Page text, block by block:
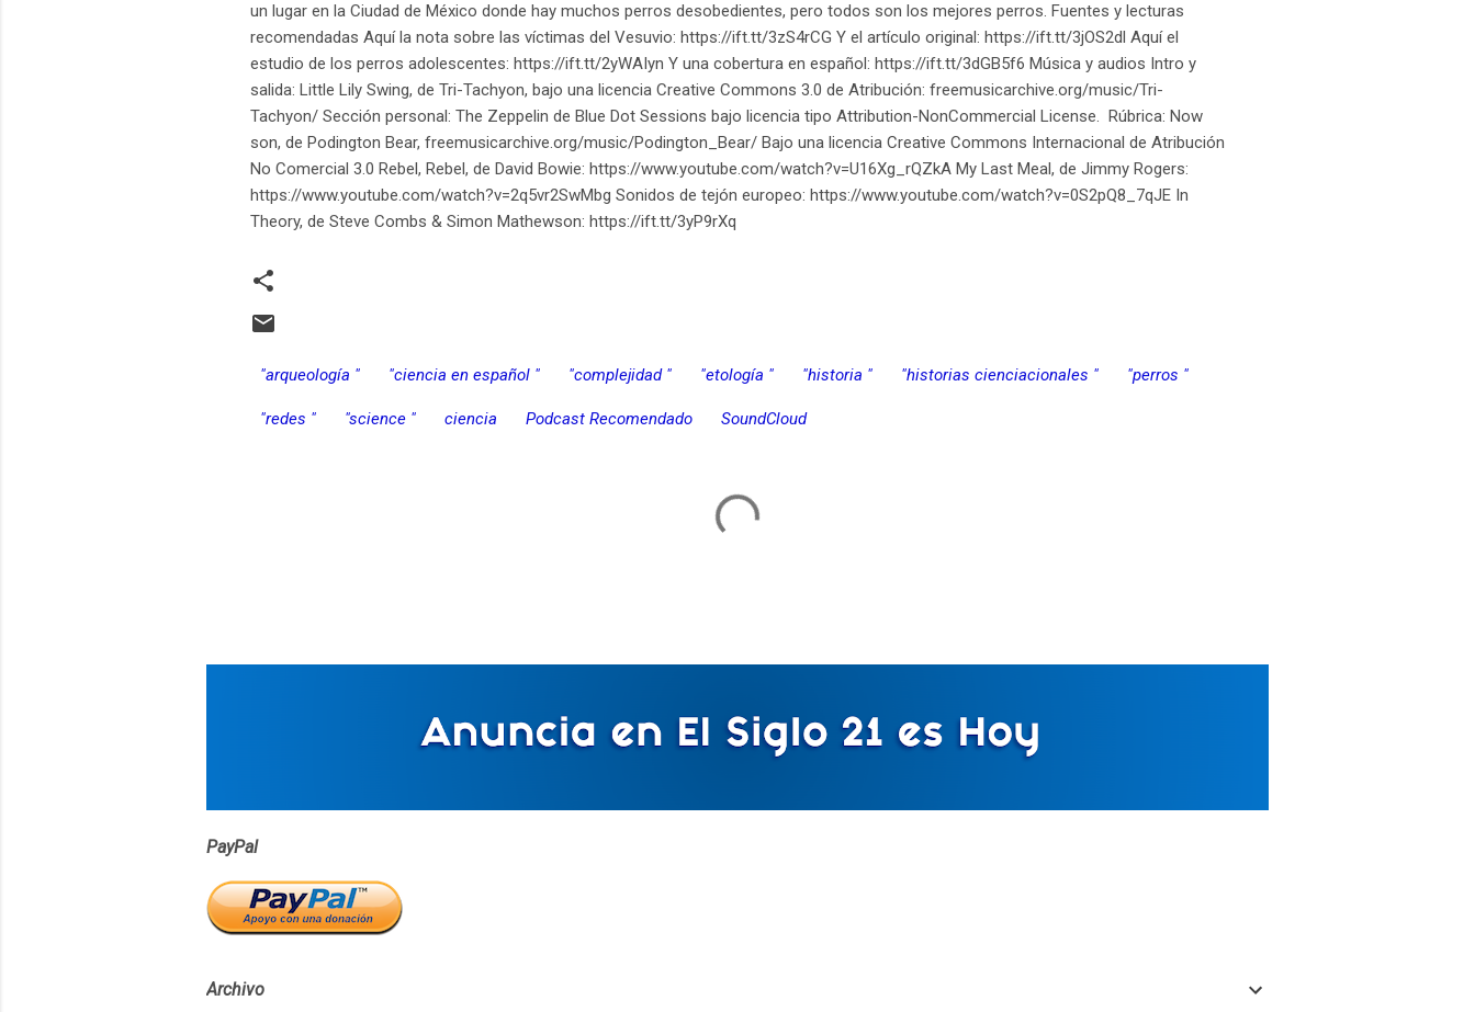
un lugar en la Ciudad de México donde hay muchos perros desobedientes, pero todos son los mejores perros. Fuentes y lecturas
recomendadas Aquí la nota sobre las víctimas del Vesuvio: https://ift.tt/3zS4rCG Y el artículo original: https://ift.tt/3jOS2dl Aquí el
estudio de los perros adolescentes: https://ift.tt/2yWAIyn Y una cobertura en español: https://ift.tt/3dGB5f6 Música y audios Intro y
salida: Little Lily Swing, de Tri-Tachyon, bajo una licencia Creative Commons 3.0 de Atribución: freemusicarchive.org/music/Tri-
Tachyon/ Sección personal: The Zeppelin de Blue Dot Sessions bajo licencia tipo Attribution-NonCommercial License. Rúbrica: Now
son, de Podington Bear, freemusicarchive.org/music/Podington_Bear/ Bajo una licencia Creative Commons Internacional de Atribución
No Comercial 3.0 Rebel, Rebel, de David Bowie: https://www.youtube.com/watch?v=U16Xg_rQZkA My Last Meal, de Jimmy Rogers:
https://www.youtube.com/watch?v=2q5vr2SwMbg Sonidos de tejón europeo: https://www.youtube.com/watch?v=0S2pQ8_7qJE In
Theory, de Steve Combs & Simon Mathewson: https://ift.tt/3yP9rXq
"arqueología " "ciencia en español " "complejidad " "etología " "historia " "historias cienciacionales " "perros "
"redes " "science " ciencia Podcast Recomendado SoundCloud
a
PayPal
Archivo